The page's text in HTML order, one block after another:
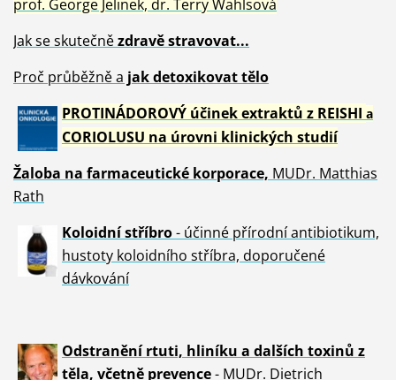
prof. George Jelinek, dr. Terry Wahlsová
Jak se skutečnězdravěstravovat...
Proč průběžně a jak detoxikovat tělo
PROTINÁDOROVÝ účinek extraktů z REISHI a
CORIOLUSU na úrovni klinických studií
Žaloba na farmaceutické korporace, MUDr. Matthias
Rath
Koloidní stříbro- účinné přírodní antibiotikum,
hustoty koloidního stříbra, doporučené
dávkování
Odstranění rtuti, hliníku a dalších toxinů z
těla, včetně prevence- MUDr. Dietrich